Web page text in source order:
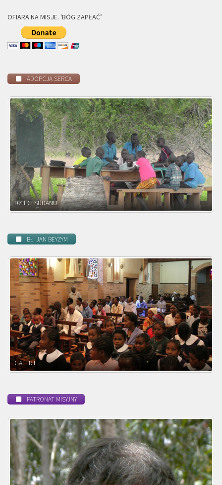
OFIARA NA MISJE. 'BÓG ZAPŁAĆ’
ADOPCJA SERCA
DZIECI ZAMBII
BŁ. JAN BEYZYM
POWOŁANIE MISYJNE
PATRONAT MISYJNY